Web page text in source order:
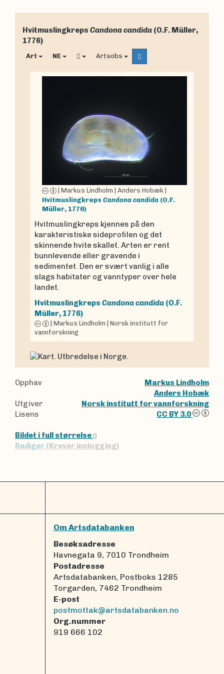
Hvitmuslingkreps Candona candida (O.F. Müller,
1776)
Art NE Artsobs
Markus Lindholm Anders Hobæk
Hvitmuslingkreps Candona candida (O.F.
Müller, 1776)
Hvitmuslingkreps kjennes på den
karakteristiske sideprofilen og det
skinnende hvite skallet. Arten er rent
bunnlevende eller gravende i
sedimentet. Den er svært vanlig i alle
slags habitater og vanntyper over hele
landet.
Hvitmuslingkreps Candona candida (O.F.
Müller, 1776)
Markus Lindholm
Norsk institutt for
vannforskning
Opphav
Markus Lindholm
Anders Hobæk
Utgiver
Norsk institutt for vannforskning
Lisens
CC BY 3.0
Bildet i full størrelse
Rediger (Krever innlogging)
Om Artsdatabanken
Besøksadresse
Havnegata 9, 7010 Trondheim
Postadresse
Artsdatabanken, Postboks 1285
Torgarden, 7462 Trondheim
E-post
postmottak@artsdatabanken.no
Org.nummer
919 666 102